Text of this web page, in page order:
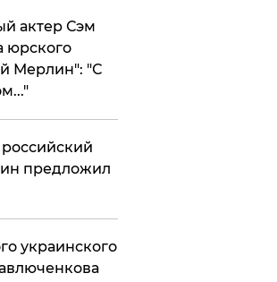
актер Сэм
юрского
Мерлин": "С
предложил
украинского